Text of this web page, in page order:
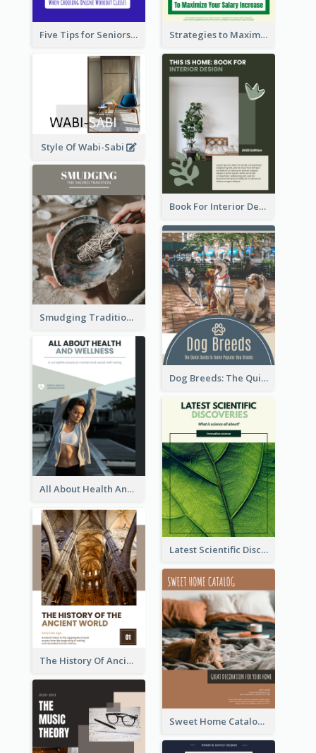
Five Tips for Seniors When Choosing Online Workout Classes Strategies to Maximize Your Salary Increase
Style Of Wabi-Sabi
Book For Interior Design Booklet
Smudging Tradition And History Booklet
Dog Breeds: The Quick Guide to Some Popular Dog Breeds
All About Health And Wellness Booklet
Latest Scientific Discoveries Booklet
The History Of Ancient World Booklet
Sweet Home Catalog